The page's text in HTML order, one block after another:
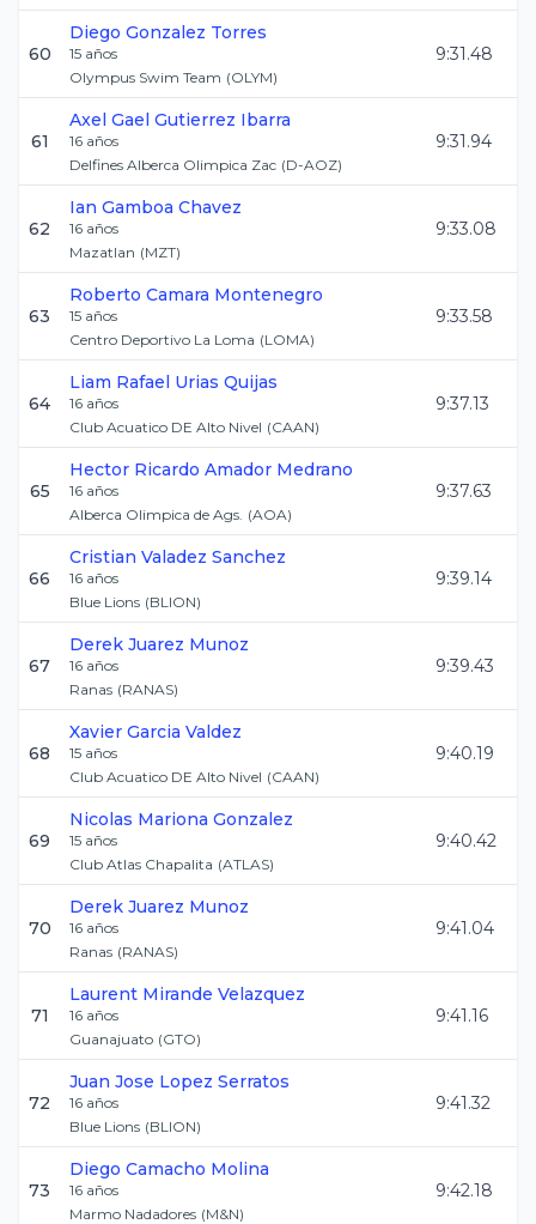
60
Diego Gonzalez Torres
15 años
Olympus Swim Team (OLYM)
9:31.48
61
Axel Gael Gutierrez Ibarra
16 años
Delfines Alberca Olimpica Zac (D-AOZ)
9:31.94
62
Ian Gamboa Chavez
16 años
Mazatlan (MZT)
9:33.08
63
Roberto Camara Montenegro
15 años
Centro Deportivo La Loma (LOMA)
9:33.58
64
Liam Rafael Urias Quijas
16 años
Club Acuatico DE Alto Nivel (CAAN)
9:37.13
65
Hector Ricardo Amador Medrano
16 años
Alberca Olimpica de Ags. (AOA)
9:37.63
66
Cristian Valadez Sanchez
16 años
Blue Lions (BLION)
9:39.14
67
Derek Juarez Munoz
16 años
Ranas (RANAS)
9:39.43
68
Xavier Garcia Valdez
15 años
Club Acuatico DE Alto Nivel (CAAN)
9:40.19
69
Nicolas Mariona Gonzalez
15 años
Club Atlas Chapalita (ATLAS)
9:40.42
70
Derek Juarez Munoz
16 años
Ranas (RANAS)
9:41.04
71
Laurent Mirande Velazquez
16 años
Guanajuato (GTO)
9:41.16
72
Juan Jose Lopez Serratos
16 años
Blue Lions (BLION)
9:41.32
73
Diego Camacho Molina
16 años
Marmo Nadadores (M&N)
9:42.18